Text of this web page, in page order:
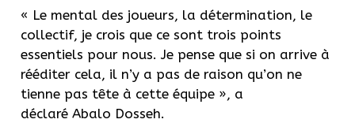
« Le mental des joueurs, la détermination, le
collectif, je crois que ce sont trois points
essentiels pour nous. Je pense que si on arrive à
rééditer cela, il n’y a pas de raison qu’on ne
tienne pas tête à cette équipe », a
déclaré Abalo Dosseh.